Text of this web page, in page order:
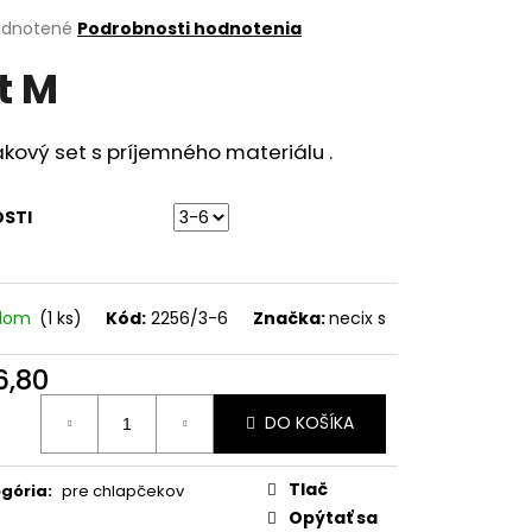
Podrobnosti hodnotenia
M
set s príjemného materiálu .
(1 ks) Kód: 2256/3-6 Značka:necix s
DO KOŠÍKA
: pre chlapčekov
Tlač
Opýtať sa